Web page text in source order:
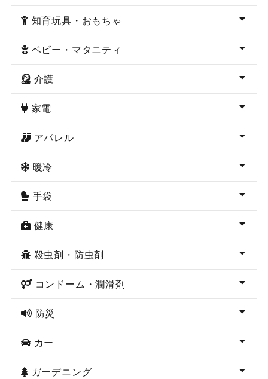
知育玩具・おもちゃ
ベビー・マタニティ
介護
家電
アパレル
暖冷
手袋
健康
殺虫剤・防虫剤
コンドーム・潤滑剤
防災
カー
ガーデニング